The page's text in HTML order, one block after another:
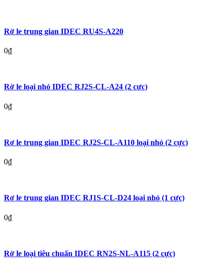
Rờ le trung gian IDEC RU4S-A220
0₫
Rờ le loại nhỏ IDEC RJ2S-CL-A24 (2 cực)
0₫
Rơ le trung gian IDEC RJ2S-CL-A110 loại nhỏ (2 cực)
0₫
Rơ le trung gian IDEC RJ1S-CL-D24 loại nhỏ (1 cực)
0₫
Rờ le loại tiêu chuẩn IDEC RN2S-NL-A115 (2 cực)